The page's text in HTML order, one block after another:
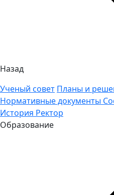
Назад
Ученый совет Планы и
Нормативные документы
История Ректор
Образование